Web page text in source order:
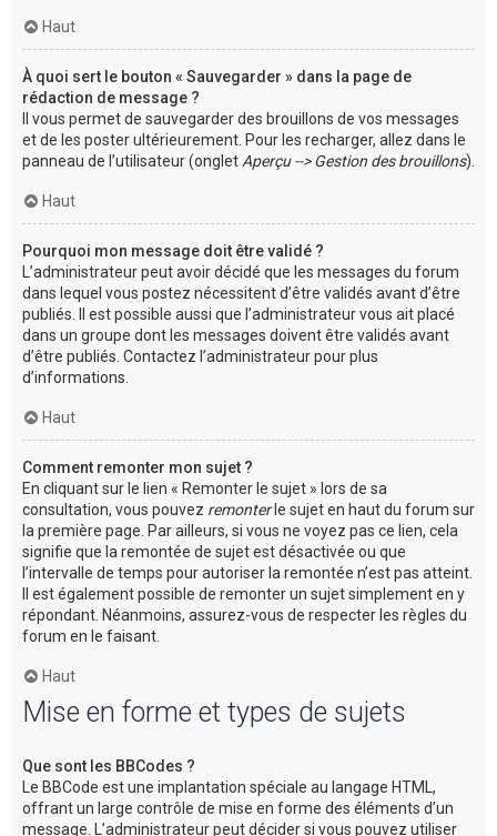
Haut
À quoi sert le bouton « Sauvegarder » dans la page de
rédaction de message ?
Il vous permet de sauvegarder des brouillons de vos messages
et de les poster ultérieurement. Pour les recharger, allez dans le
panneau de l’utilisateur (onglet Aperçu --> Gestion des brouillons).
Haut
Pourquoi mon message doit être validé ?
L’administrateur peut avoir décidé que les messages du forum
dans lequel vous postez nécessitent d’être validés avant d’être
publiés. Il est possible aussi que l’administrateur vous ait placé
dans un groupe dont les messages doivent être validés avant
d’être publiés. Contactez l’administrateur pour plus
d’informations.
Haut
Comment remonter mon sujet ?
En cliquant sur le lien « Remonter le sujet » lors de sa
consultation, vous pouvez remonterle sujet en haut du forum sur
la première page. Par ailleurs, si vous ne voyez pas ce lien, cela
signifie que la remontée de sujet est désactivée ou que
l’intervalle de temps pour autoriser la remontée n’est pas atteint.
Il est également possible de remonter un sujet simplement en y
répondant. Néanmoins, assurez-vous de respecter les règles du
forum en le faisant.
Haut
Mise en forme et types de sujets
Que sont les BBCodes ?
Le BBCode est une implantation spéciale au langage HTML,
offrant un large contrôle de mise en forme des éléments d’un
message. L’administrateur peut décider si vous pouvez utiliser